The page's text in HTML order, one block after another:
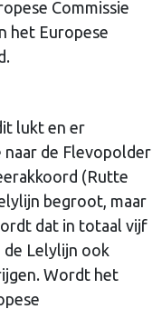
Commissie
het Europese
lukt en er
naar de Flevopolder
(Rutte
begroot, maar
dat in totaal vijf
de Lelylijn ook
Wordt het